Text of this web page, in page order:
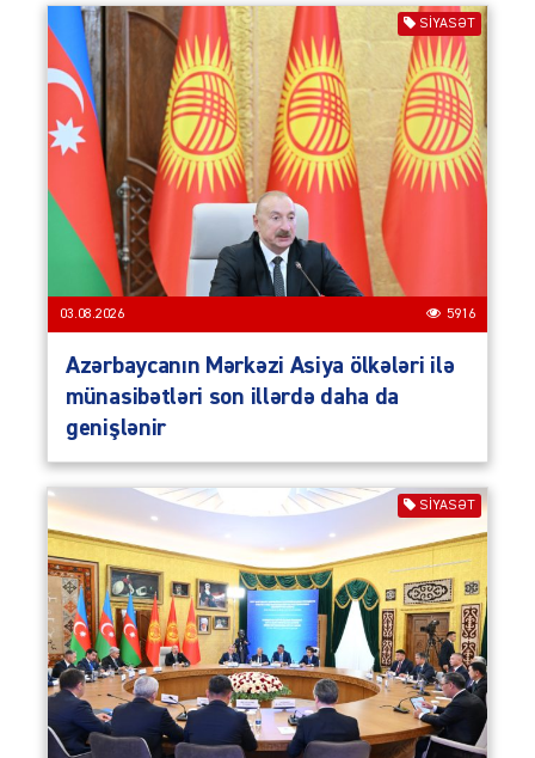
SIYASƏT
03.08.2026 5916
Azərbaycanın Mərkəzi Asiya ölkələri ilə
münasibətləri son illərdə daha da
genişlənir
SIYASƏT